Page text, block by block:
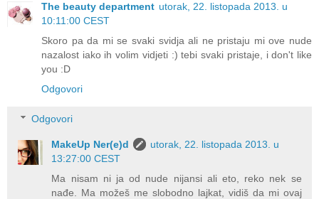
The beauty department utorak, 22. listopada 2013. u
10:11:00 CEST
Skoro pa da mi se svaki svidja ali ne pristaju mi ove nude
nazalost iako ih volim vidjeti :) tebi svaki pristaje, i don't like
you :D
Odgovori
Odgovori
MakeUp Ner(e)d
utorak, 22. listopada 2013. u
13:27:00 CEST
Ma nisam ni ja od nude nijansi ali eto, reko nek se
nađe. Ma možeš me slobodno lajkat, vidiš da mi ovaj